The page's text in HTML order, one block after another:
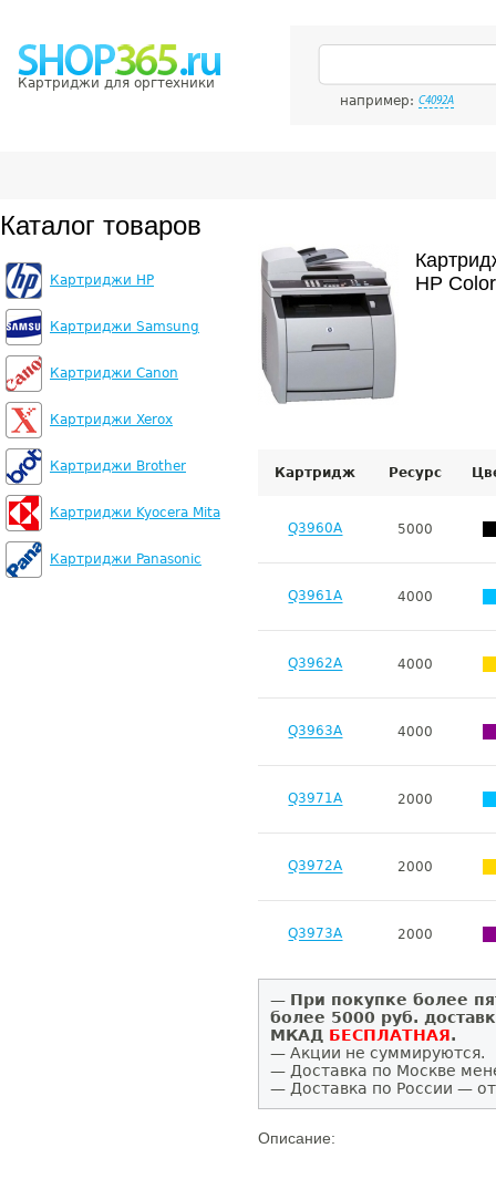
Картриджи для оргтехники
например: C4092A
Каталог товаров
Картриджи HP
Картриджи Samsung
Картриджи Canon
Картриджи Xerox
Картриджи Brother
Картриджи Kyocera Mita
Картриджи Panasonic
HP
Картридж Ресурс
Q3960A 5000
Q3961A 4000
Q3962A 4000
Q3963A 4000
Q3971A 2000
Q3972A 2000
Q3973A 2000
— При покупке более
более 5000 руб.
МКАД БЕСПЛАТНАЯ.
— Акции не суммируются.
— Доставка по Москве
— Доставка по России —
Описание: